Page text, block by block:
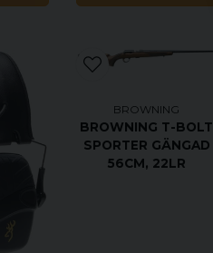
BROWNING
BROWNING T-BOLT
SPORTER GÄNGAD
56CM, 22LR